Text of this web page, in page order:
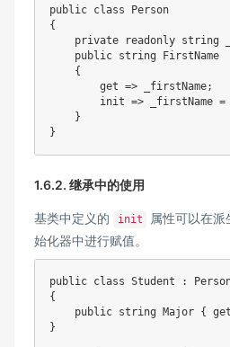
public class Person
{
private readonly string
    public string FirstName
    {
        get => _firstName;
init => _firstName =
    }
1.6.2. 继承中的使用
基类中定义的 init
属性可以在
始化器中进行赋值。
public class Student :
{
public string Major {
}